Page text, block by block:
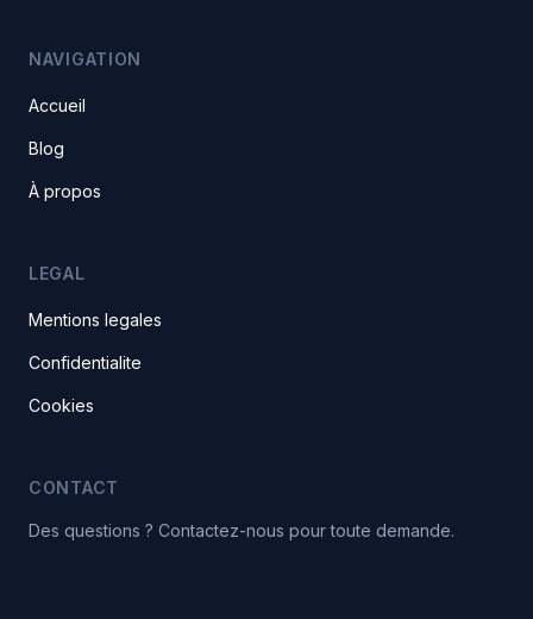
NAVIGATION
Accueil
Blog
À propos
LEGAL
Mentions legales
Confidentialite
Cookies
CONTACT
Des questions ? Contactez-nous pour toute demande.